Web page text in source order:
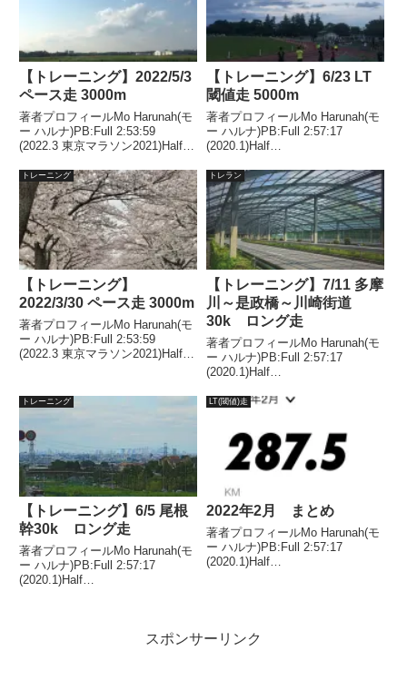
【トレーニング】2022/5/3
ペース走 3000m
著者プロフィールMo Harunah(モ
ー ハルナ)PB:Full 2:53:59
(2022.3 東京マラソン2021)Half
2022年1月、2年連続50代サブス
リー達成。目的スピード持...
【トレーニング】6/23 LT
閾値走 5000m
著者プロフィールMo Harunah(モ
ー ハルナ)PB:Full 2:57:17
(2020.1)Half
50代サブスリー達成。今日は学
生でにぎわっていた目的スピード
持久力強化。ターゲッ...
トレーニング
【トレーニング】
2022/3/30 ペース走 3000m
著者プロフィールMo Harunah(モ
ー ハルナ)PB:Full 2:53:59
(2022.3 東京マラソン2021)Half
リー達成。調布飛行場周辺...
トレラン
【トレーニング】7/11 多摩
川～是政橋～川崎街道
30k ロング走
著者プロフィールMo Harunah(モ
ー ハルナ)PB:Full 2:57:17
(2020.1)Half
50代サブスリー達成。週末ラ
30k ロング走気温3...
トレーニング
【トレーニング】6/5 尾根
幹30k ロング走
著者プロフィールMo Harunah(モ
ー ハルナ)PB:Full 2:57:17
(2020.1)Half
LT(閾値)走
2022年2月 まとめ
著者プロフィールMo Harunah(モ
ー ハルナ)PB:Full 2:57:17
(2020.1)Half
スポンサーリンク